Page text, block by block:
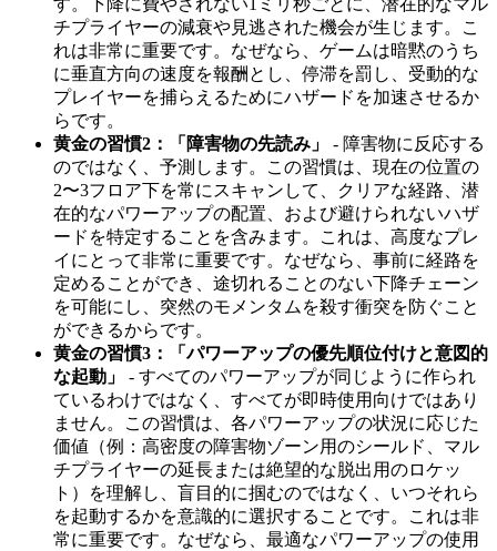
チプライヤーの減衰や見逃された機会が生じます。こ
れは非常に重要です。なぜなら、ゲームは暗黙のうち
に垂直方向の速度を報酬とし、停滞を罰し、受動的な
プレイヤーを捕らえるためにハザードを加速させるか
らです。
黄金の習慣2：「障害物の先読み」
- 障害物に反応する
のではなく、予測します。この習慣は、現在の位置の
2〜3フロア下を常にスキャンして、クリアな経路、潜
在的なパワーアップの配置、および避けられないハザ
ードを特定することを含みます。これは、高度なプレ
イにとって非常に重要です。なぜなら、事前に経路を
定めることができ、途切れることのない下降チェーン
を可能にし、突然のモメンタムを殺す衝突を防ぐこと
ができるからです。
黄金の習慣3：「パワーアップの優先順位付けと意図的
な起動」
- すべてのパワーアップが同じように作られ
ているわけではなく、すべてが即時使用向けではあり
ません。この習慣は、各パワーアップの状況に応じた
価値（例：高密度の障害物ゾーン用のシールド、マル
チプライヤーの延長または絶望的な脱出用のロケッ
ト）を理解し、盲目的に掴むのではなく、いつそれら
を起動するかを意識的に選択することです。これは非
常に重要です。なぜなら、最適なパワーアップの使用